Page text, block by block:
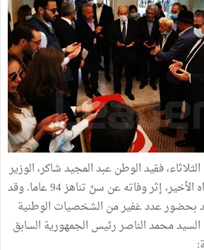
فقيد الوطن عبد المجيد شاكر، الوزير
والسفير السابق، إلى مثواه الأخير، إثر وفاته عن سنّ تناهز 94 عاما. وقد
بحضور عدد غفير من الشخصيات الوطنية
السيد محمد الناصر رئيس الجمهورية السابق